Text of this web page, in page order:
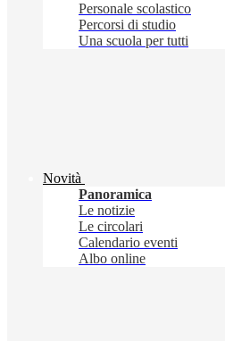
Personale scolastico
Percorsi di studio
Una scuola per tutti
Novità
Panoramica
Le notizie
Le circolari
Calendario eventi
Albo online